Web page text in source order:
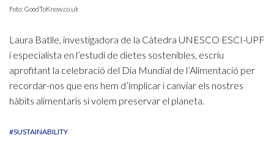
Foto: GoodToKnow.co.uk
Laura Batlle, investigadora de la Càtedra UNESCO ESCI-UPF
i especialista en l’estudi de dietes sostenibles, escriu
aprofitant la celebració del Dia Mundial de l’Alimentació per
recordar-nos que ens hem d’implicar i canviar els nostres
hàbits alimentaris si volem preservar el planeta.
#SUSTAINABILITY